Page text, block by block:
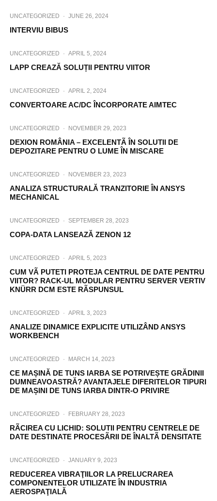
UNCATEGORIZED · JUNE 26, 2024
INTERVIU BIBUS
UNCATEGORIZED · APRIL 5, 2024
LAPP CREAZĂ SOLUȚII PENTRU VIITOR
UNCATEGORIZED · APRIL 2, 2024
CONVERTOARE AC/DC ÎNCORPORATE AIMTEC
UNCATEGORIZED · NOVEMBER 29, 2023
DEXION ROMÂNIA – EXCELENTÃ ÎN SOLUTII DE
DEPOZITARE PENTRU O LUME ÎN MISCARE
UNCATEGORIZED · NOVEMBER 23, 2023
ANALIZA STRUCTURALĂ TRANZITORIE ÎN ANSYS
MECHANICAL
UNCATEGORIZED · SEPTEMBER 28, 2023
COPA-DATA LANSEAZĂ ZENON 12
UNCATEGORIZED · APRIL 5, 2023
CUM VÃ PUTETI PROTEJA CENTRUL DE DATE PENTRU
VIITOR? RACK-UL MODULAR PENTRU SERVER VERTIV
KNÜRR DCM ESTE RÃSPUNSUL
UNCATEGORIZED · APRIL 3, 2023
ANALIZE DINAMICE EXPLICITE UTILIZÂND ANSYS
WORKBENCH
UNCATEGORIZED · MARCH 14, 2023
CE MAȘINĂ DE TUNS IARBA SE POTRIVEȘTE GRĂDINII
DUMNEAVOASTRĂ? AVANTAJELE DIFERITELOR TIPURI
DE MAȘINI DE TUNS IARBA DINTR-O PRIVIRE
UNCATEGORIZED · FEBRUARY 28, 2023
RÃCIREA CU LICHID: SOLUTII PENTRU CENTRELE DE
DATE DESTINATE PROCESÃRII DE ÎNALTÃ DENSITATE
UNCATEGORIZED · JANUARY 9, 2023
REDUCEREA VIBRAŢIILOR LA PRELUCRAREA
COMPONENTELOR UTILIZATE ÎN INDUSTRIA
AEROSPAŢIALĂ